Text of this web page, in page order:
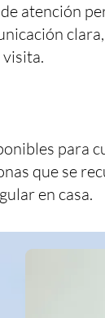
atención
visita.
para
que se
en casa.